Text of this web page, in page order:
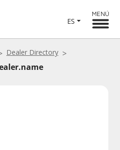
ES
MENÚ
Dealer Directory